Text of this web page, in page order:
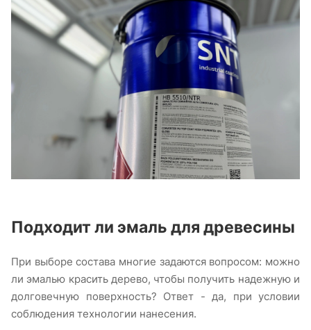
Подходит ли эмаль для древесины
При выборе состава многие задаются вопросом: можно
ли эмалью красить дерево, чтобы получить надежную и
долговечную поверхность? Ответ - да, при условии
соблюдения технологии нанесения.